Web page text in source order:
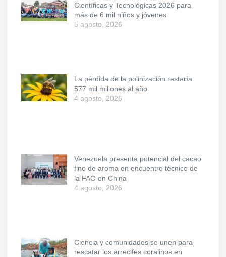
Científicas y Tecnológicas 2026 para
más de 6 mil niños y jóvenes
5 agosto, 2026
La pérdida de la polinización restaría
577 mil millones al año
4 agosto, 2026
Venezuela presenta potencial del cacao
fino de aroma en encuentro técnico de
la FAO en China
4 agosto, 2026
Ciencia y comunidades se unen para
rescatar los arrecifes coralinos en